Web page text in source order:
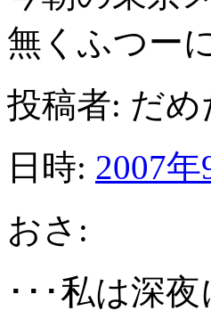
無くふつー
投稿者: だめ
日時: 2007
おさ:
･･･私は深